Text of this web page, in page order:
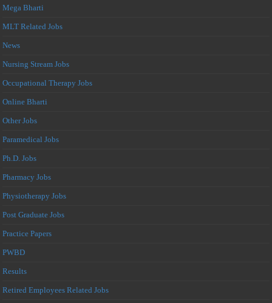
Mega Bharti
MLT Related Jobs
News
Nursing Stream Jobs
Occupational Therapy Jobs
Online Bharti
Other Jobs
Paramedical Jobs
Ph.D. Jobs
Pharmacy Jobs
Physiotherapy Jobs
Post Graduate Jobs
Practice Papers
PWBD
Results
Retired Employees Related Jobs